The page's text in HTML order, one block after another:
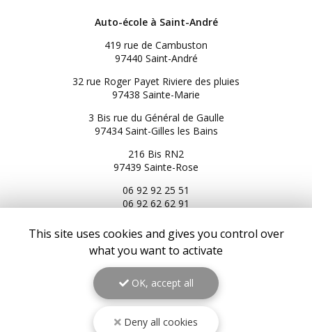
Auto-école à Saint-André
419 rue de Cambuston
97440 Saint-André
32 rue Roger Payet Riviere des pluies
97438 Sainte-Marie
3 Bis rue du Général de Gaulle
97434 Saint-Gilles les Bains
216 Bis RN2
97439 Sainte-Rose
06 92 92 25 51
06 92 62 62 91
Service client du lundi au samedi :
9h à 17h
Suivez-nous sur les réseaux sociaux
This site uses cookies and gives you control over
what you want to activate
OK, accept all
Deny all cookies